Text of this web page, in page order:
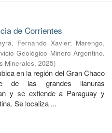
de Corrientes
Fernando Xavier; Marengo,
Geológico Minero Argentino.
Minerales, 2025)
en la región del Gran Chaco
de las grandes llanuras
y se extiende a Paraguay y
Se localiza ...